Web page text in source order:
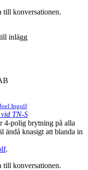
till konversationen.
inlägg
Ingolf
TN-S
4-polig brytning på alla
ändå knasigt att blanda in
.
till konversationen.